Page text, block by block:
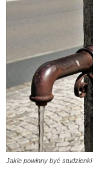
Jakie powinny być